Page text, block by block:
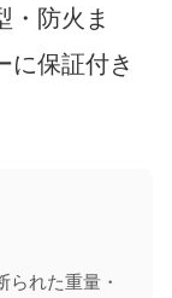
・防火ま
に保証付き
れた重量・